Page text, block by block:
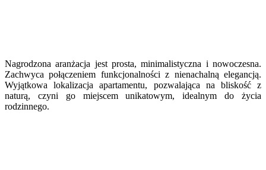
Nagrodzona aranżacja jest prosta, minimalistyczna i nowoczesna.
Zachwyca połączeniem funkcjonalności z nienachalną elegancją.
Wyjątkowa lokalizacja apartamentu, pozwalająca na bliskość z
naturą, czyni go miejscem unikatowym, idealnym do życia
rodzinnego.